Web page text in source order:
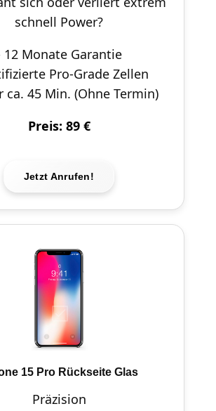
schnell Power?
12 Monate Garantie
Pro-Grade Zellen
ca. 45 Min. (Ohne Termin)
Preis: 89 €
Jetzt Anrufen!
15 Pro Rückseite Glas
Präzision